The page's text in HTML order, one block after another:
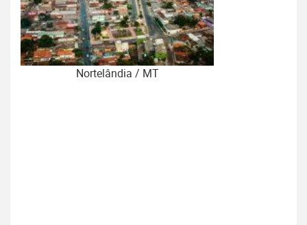
Nortelândia / MT